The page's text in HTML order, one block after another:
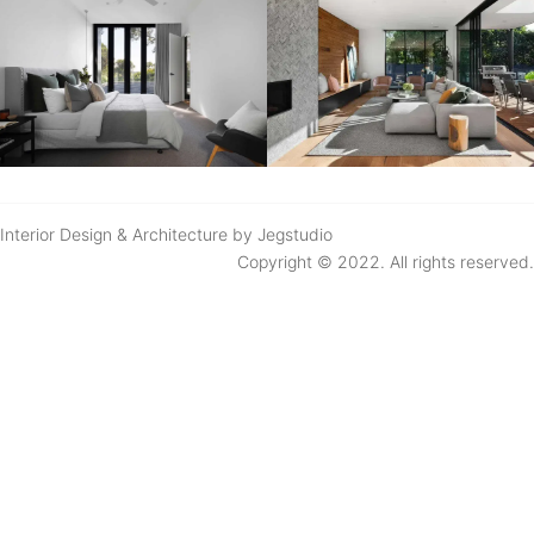
Interior Design & Architecture by Jegstudio
Copyright © 2022. All rights reserved.